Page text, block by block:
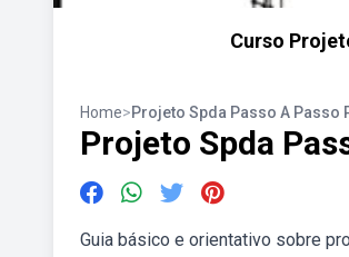
Curso
Home>Projeto Spda Passo A Passo
Projeto Spda
Guia básico e orientativo sobre